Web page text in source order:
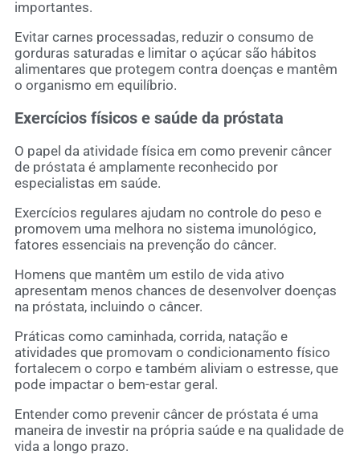
importantes.
Evitar carnes processadas, reduzir o consumo de
gorduras saturadas e limitar o açúcar são hábitos
alimentares que protegem contra doenças e mantêm
o organismo em equilíbrio.
Exercícios físicos e saúde da próstata
O papel da atividade física em como prevenir câncer
de próstata é amplamente reconhecido por
especialistas em saúde.
Exercícios regulares ajudam no controle do peso e
promovem uma melhora no sistema imunológico,
fatores essenciais na prevenção do câncer.
Homens que mantêm um estilo de vida ativo
apresentam menos chances de desenvolver doenças
na próstata, incluindo o câncer.
Práticas como caminhada, corrida, natação e
atividades que promovam o condicionamento físico
fortalecem o corpo e também aliviam o estresse, que
pode impactar o bem-estar geral.
Entender como prevenir câncer de próstata é uma
maneira de investir na própria saúde e na qualidade de
vida a longo prazo.